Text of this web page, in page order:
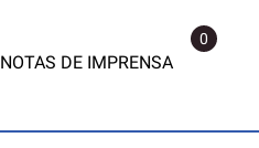
NOTAS DE IMPRENSA
0